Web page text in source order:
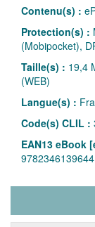
Contenu(s) :
Protection(s) :
(Mobipocket),
Taille(s) : 19,4
(WEB)
Langue(s) :
Code(s) CLIL :
EAN13 eBook
9782346139644